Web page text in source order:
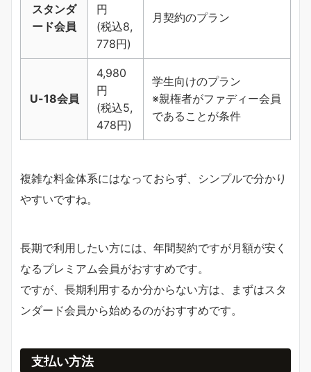
スタンダ
ード会員
円
(税込8,
778円)
月契約のプラン
U-18会員
4,980
円
(税込5,
478円)
学生向けのプラン
※親権者がファディー会員
であることが条件
複雑な料金体系にはなっておらず、シンプルで分かり
やすいですね。
長期で利用したい方には、年間契約ですが月額が安く
なるプレミアム会員がおすすめです。
ですが、長期利用するか分からない方は、まずはスタ
ンダード会員から始めるのがおすすめです。
支払い方法